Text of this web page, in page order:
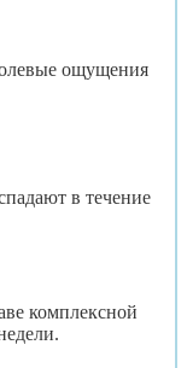
ощущения
в течение
комплексной